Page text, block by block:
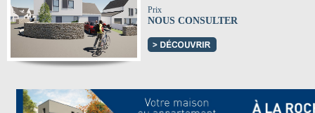
Prix
NOUS CONSULTER